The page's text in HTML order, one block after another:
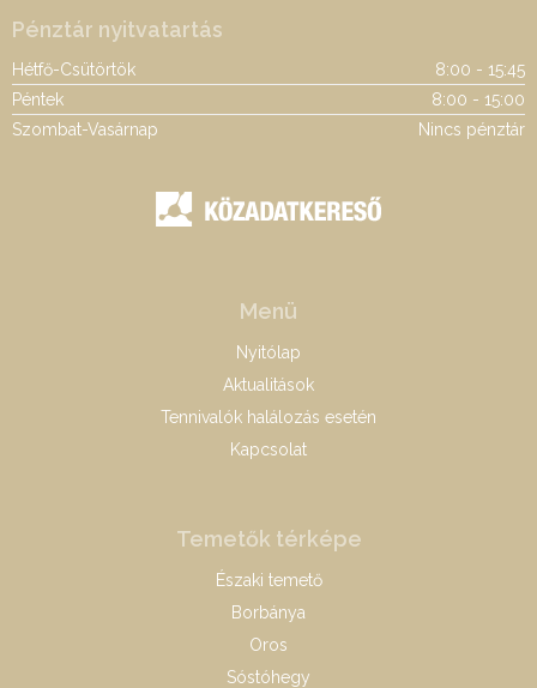
Pénztár nyitvatartás
Hétfő-Csütörtök
8:00 - 15:45
Péntek
8:00 - 15:00
Szombat-Vasárnap
Nincs pénztár
Menü
Nyitólap
Aktualitások
Tennivalók halálozás esetén
Kapcsolat
Temetők térképe
Északi temető
Borbánya
Oros
Sóstóhegy